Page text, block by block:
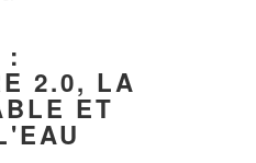
:
2.0, LA
ET